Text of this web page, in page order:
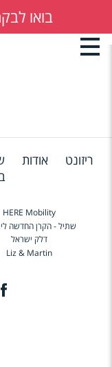
בואו
ריזונט אודות
Footer
HERE Mobility
שתיל - הקרן החדשה
דלק ישראל
Liz & Martin